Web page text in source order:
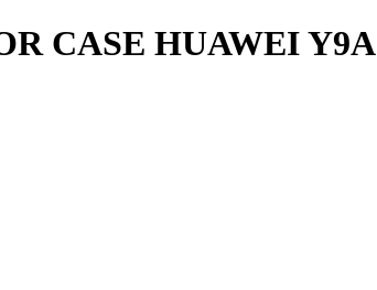
CASE HUAWEI Y9A